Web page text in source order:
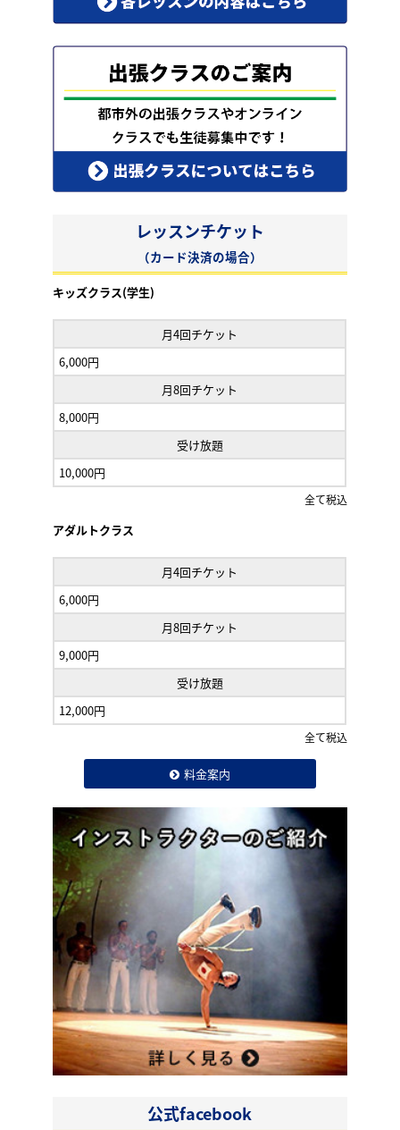
レッスンチケット
（カード決済の場合）
キッズクラス(学生)
月4回チケット
6,000円
月8回チケット
8,000円
受け放題
10,000円
全て税込
アダルトクラス
月4回チケット
6,000円
月8回チケット
9,000円
受け放題
12,000円
全て税込
料金案内
公式facebook